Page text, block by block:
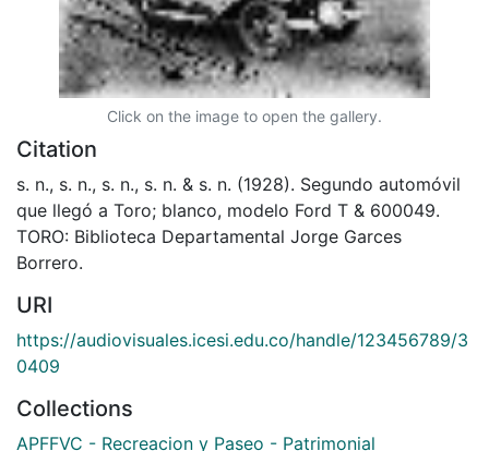
Click on the image to open the gallery.
Citation
s. n., s. n., s. n., s. n. & s. n. (1928). Segundo automóvil
que llegó a Toro; blanco, modelo Ford T & 600049.
TORO: Biblioteca Departamental Jorge Garces
Borrero.
URI
https://audiovisuales.icesi.edu.co/handle/123456789/3
0409
Collections
APFFVC - Recreacion y Paseo - Patrimonial